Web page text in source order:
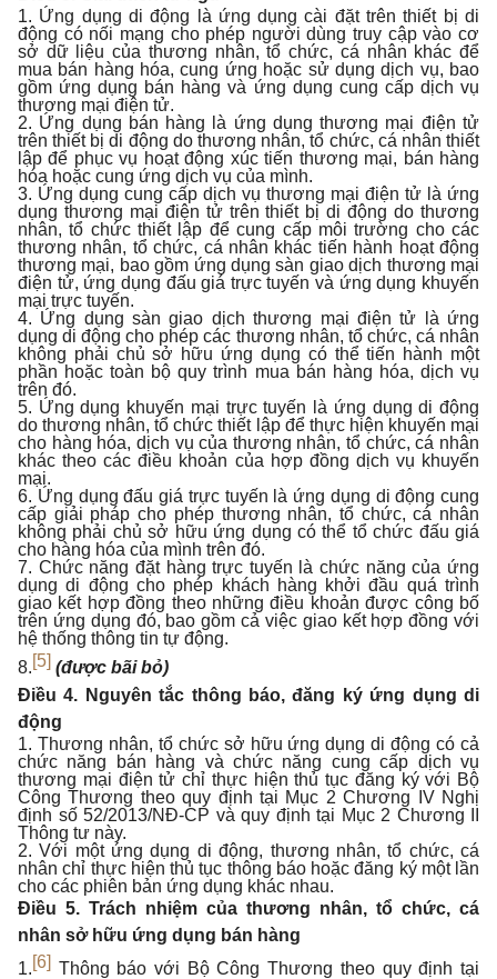
1. Ứng dụng di động là ứng dụng cài đặt trên thiết bị di
động có nối mạng cho phép người dùng truy cập vào cơ
sở dữ liệu của thương nhân, tổ chức, cá nhân khác để
mua bán hàng hóa, cung ứng hoặc sử dụng dịch vụ, bao
gồm ứng dụng bán hàng và ứng dụng cung cấp dịch vụ
thương mại điện tử.
2. Ứng dụng bán hàng là ứng dụng thương mại điện tử
trên thiết bị di động do thương nhân, tổ chức, cá nhân thiết
lập để phục vụ hoạt động xúc tiến thương mại, bán hàng
hóa hoặc cung ứng dịch vụ của mình.
3. Ứng dụng cung cấp dịch vụ thương mại điện tử là ứng
dụng thương mại điện tử trên thiết bị di động do thương
nhân, tổ chức thiết lập để cung cấp môi trường cho các
thương nhân, tổ chức, cá nhân khác tiến hành hoạt động
thương mại, bao gồm ứng dụng sàn giao dịch thương mại
điện tử, ứng dụng đấu giá trực tuyến và ứng dụng khuyến
mại trực tuyến.
4. Ứng dụng sàn giao dịch thương mại điện tử là ứng
dụng di động cho phép các thương nhân, tổ chức, cá nhân
không phải chủ sở hữu ứng dụng có thể tiến hành một
phần hoặc toàn bộ quy trình mua bán hàng hóa, dịch vụ
trên đó.
5. Ứng dụng khuyến mại trực tuyến là ứng dụng di động
do thương nhân, tổ chức thiết lập để thực hiện khuyến mại
cho hàng hóa, dịch vụ của thương nhân, tổ chức, cá nhân
khác theo các điều khoản của hợp đồng dịch vụ khuyến
mại.
6. Ứng dụng đấu giá trực tuyến là ứng dụng di động cung
cấp giải pháp cho phép thương nhân, tổ chức, cá nhân
không phải chủ sở hữu ứng dụng có thể tổ chức đấu giá
cho hàng hóa của mình trên đó.
7. Chức năng đặt hàng trực tuyến là chức năng của ứng
dụng di động cho phép khách hàng khởi đầu quá trình
giao kết hợp đồng theo những điều khoản được công bố
trên ứng dụng đó, bao gồm cả việc giao kết hợp đồng với
hệ thống thông tin tự động.
8.[5] (được bãi bỏ)
Điều 4. Nguyên tắc thông báo, đăng ký ứng dụng di
động
1. Thương nhân, tổ chức sở hữu ứng dụng di động có cả
chức năng bán hàng và chức năng cung cấp dịch vụ
thương mại điện tử chỉ thực hiện thủ tục đăng ký với Bộ
Công Thương theo quy định tại Mục 2 Chương IV Nghị
định số 52/2013/NĐ-CP và quy định tại Mục 2 Chương II
Thông tư này.
2. Với một ứng dụng di động, thương nhân, tổ chức, cá
nhân chỉ thực hiện thủ tục thông báo hoặc đăng ký một lần
cho các phiên bản ứng dụng khác nhau.
Điều 5. Trách nhiệm của thương nhân, tổ chức, cá
nhân sở hữu ứng dụng bán hàng
1.[6] Thông báo với Bộ Công Thương theo quy định tại